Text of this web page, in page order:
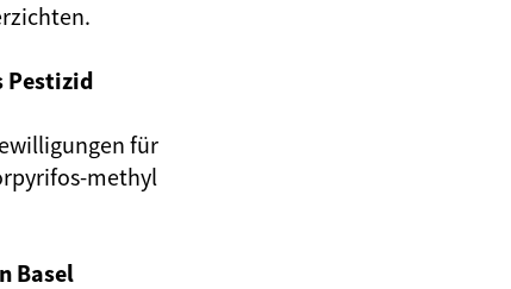
Pestizid
für
methyl
Basel